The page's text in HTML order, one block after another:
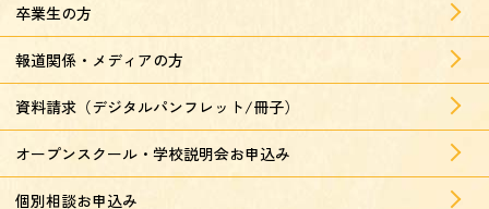
卒業生の方
報道関係・メディアの方
資料請求（デジタルパンフレット/冊子）
オープンスクール・学校説明会お申込み
個別相談お申込み